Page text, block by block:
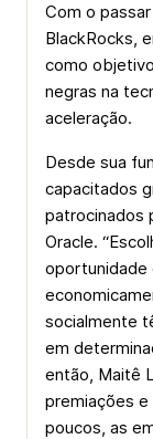
Com o
BlackRocks,
como
negras na
aceleração.
Desde sua
capacitados
patrocinados
Oracle.
oportunidade
socialmente
em
então, Maitê
premiações e
poucos, as